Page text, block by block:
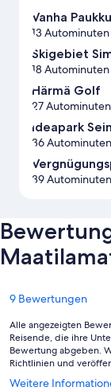
Vanha Paukku
13 Autominuten
Skigebiet
18 Autominuten
Härmä Golf
27 Autominuten
Ideapark
36 Autominuten
39 Autominuten
9 Bewertungen
Alle angezeigten
Reisende, die ihre
Bewertung abgeben.
Richtlinien und
Weitere
Wird